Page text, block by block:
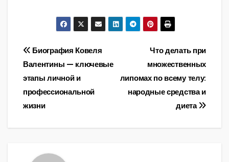
Навигация
по
записям
Что делать при
множественных
липомах по всему телу:
народные средства и
диета
Биография Ковеля
Валентины — ключевые
этапы личной и
профессиональной
жизни